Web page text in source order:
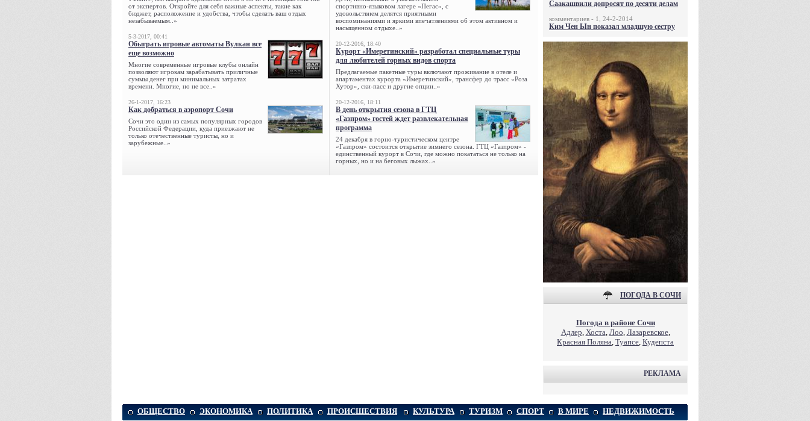
от экспертов. Откройте для себя важные аспекты, такие как
бюджет, расположение и удобства, чтобы сделать ваш отдых
незабываемым..»
5-3-2017, 00:41
Обыграть игровые автоматы Вулкан все
еще возможно
Многие современные игровые клубы онлайн
позволяют игрокам зарабатывать приличные
суммы денег при минимальных затратах
времени. Многие, но не все..»
26-1-2017, 16:23
Как добраться в аэропорт Сочи
Сочи это один из самых популярных городов
Российской Федерации, куда приезжают не
только отечественные туристы, но и
зарубежные..»
спортивно-языковом лагере «Пегас», с
удовольствием делятся приятными
воспоминаниями и яркими впечатлениями об этом активном и
насыщенном отдыхе..»
20-12-2016, 18:40
Курорт «Имеретинский» разработал специальные туры
для любителей горных видов спорта
Предлагаемые пакетные туры включают проживание в отеле и
апартаментах курорта «Имеретинский», трансфер до трасс «Роза
Хутор», ски-пасс и другие опции..»
20-12-2016, 18:11
В день открытия сезона в ГТЦ
«Газпром» гостей ждет развлекательная
программа
24 декабря в горно-туристическом центре
«Газпром» состоится открытие зимнего сезона. ГТЦ «Газпром» -
единственный курорт в Сочи, где можно покататься не только на
горных, но и на беговых лыжах..»
Саакашвили допросят по десяти делам
комментариев - 1, 24-2-2014
Ким Чен Ын показал младшую сестру
ПОГОДА В СОЧИ
Погода в районе Сочи
Адлер, Хоста, Лоо, Лазаревское,
Красная Поляна, Туапсе, Кудепста
РЕКЛАМА
ОБЩЕСТВО ЭКОНОМИКА ПОЛИТИКА ПРОИСШЕСТВИЯ КУЛЬТУРА ТУРИЗМ СПОРТ В МИРЕ НЕДВИЖИМОСТЬ